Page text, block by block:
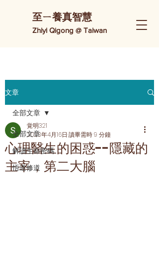
Zhiyi Qigong @ Taiwan
​至ㄧ養真智慧
文章
全部文章
解讀生命密碼
悟道修道
全部文章
心理醫生的困惑--隱藏的
主宰，第二大腦
覚明321
2023年4月16日 讀畢需時 9 分鐘